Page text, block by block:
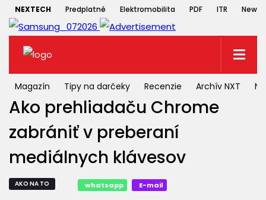
NEXTECH Predplatné Elektromobilita PDF ITR
Magazín Tipy na darčeky Recenzie Archív NXT
Ako prehliadaču Chrome
zabrániť v preberaní
mediálnych klávesov
AKO NA TO whatsapp E-mail